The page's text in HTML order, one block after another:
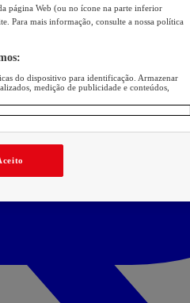
página Web (ou no ícone na parte inferior
Para mais informação, consulte a nossa política
do dispositivo para identificação. Armazenar
medição de publicidade e conteúdos,